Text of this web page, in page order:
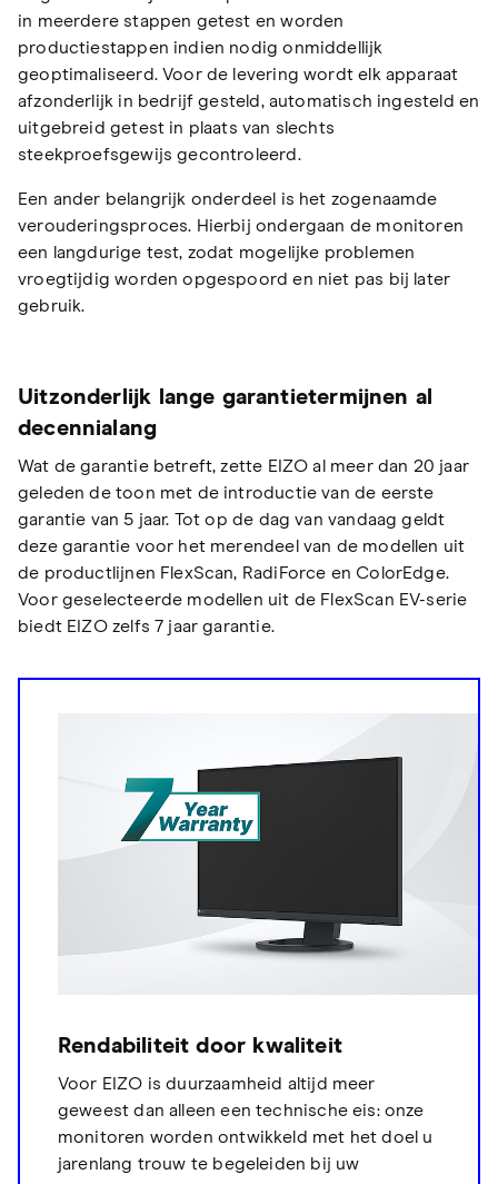
in meerdere stappen getest en worden
productiestappen indien nodig onmiddellijk
geoptimaliseerd. Voor de levering wordt elk apparaat
afzonderlijk in bedrijf gesteld, automatisch ingesteld en
uitgebreid getest in plaats van slechts
steekproefsgewijs gecontroleerd.
Een ander belangrijk onderdeel is het zogenaamde
verouderingsproces. Hierbij ondergaan de monitoren
een langdurige test, zodat mogelijke problemen
vroegtijdig worden opgespoord en niet pas bij later
gebruik.
Uitzonderlijk lange garantietermijnen al
decennialang
Wat de garantie betreft, zette EIZO al meer dan 20 jaar
geleden de toon met de introductie van de eerste
garantie van 5 jaar. Tot op de dag van vandaag geldt
deze garantie voor het merendeel van de modellen uit
de productlijnen FlexScan, RadiForce en ColorEdge.
Voor geselecteerde modellen uit de FlexScan EV-serie
biedt EIZO zelfs 7 jaar garantie.
Rendabiliteit door kwaliteit
Voor EIZO is duurzaamheid altijd meer
geweest dan alleen een technische eis: onze
monitoren worden ontwikkeld met het doel u
jarenlang trouw te begeleiden bij uw